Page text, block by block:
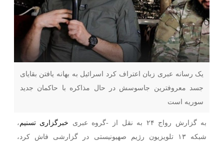
یک رسانه عبری زبان اعتراف کرد اسرائیل به بهانه یافتن بقایای
جسد معروفترین جاسوسش در حال مذاکره با حاکمان جدید
سوریه است
به گزارش رواج ۲۴ به نقل از -گروه عبری خبرگزاری تسنیم،
شبکه ۱۳ تلویزیون رژیم صهیونیستی در گزارشی فاش کرد،